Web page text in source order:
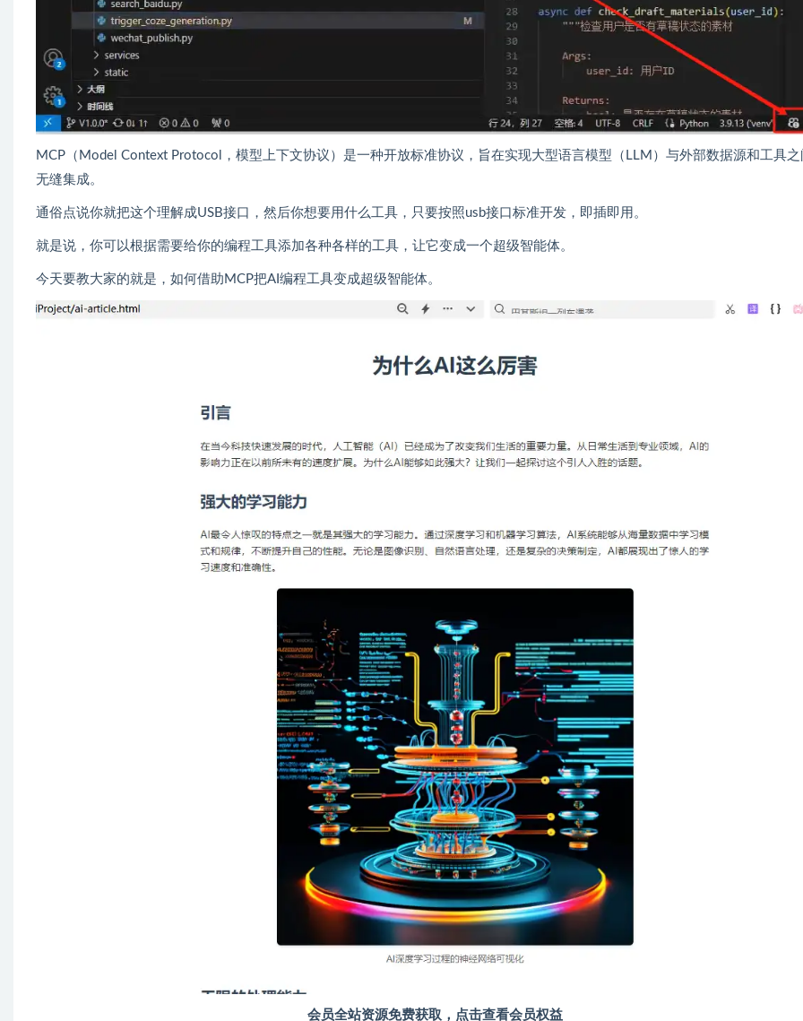
MCP（Model Context Protocol，模型上下文协议）是一种开放标准协议，旨在实现大型语言模型（LLM）与外部数据源和工具之
无缝集成。​
通俗点说你就把这个理解成USB接口，然后你想要用什么工具，只要按照usb接口标准开发，即插即用。
就是说，你可以根据需要给你的编程工具添加各种各样的工具，让它变成一个超级智能体。
今天要教大家的就是，如何借助MCP把AI编程工具变成超级智能体。
会员全站资源免费获取，点击查看会员权益